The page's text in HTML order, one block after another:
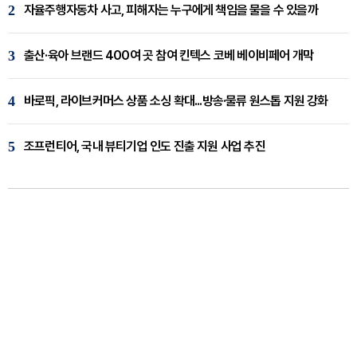
2 자율주행자동차 사고, 피해자는 누구에게 책임을 물을 수 있을까
3 출산·육아 브랜드 400여 곳 참여 킨텍스 코베 베이비페어 개막
4 바로픽, 라이브커머스 상품 소싱 확대...방송·물류 원스톱 지원 강화
5 조프런티어, 국내 뷰티기업 인도 진출 지원 사업 추진